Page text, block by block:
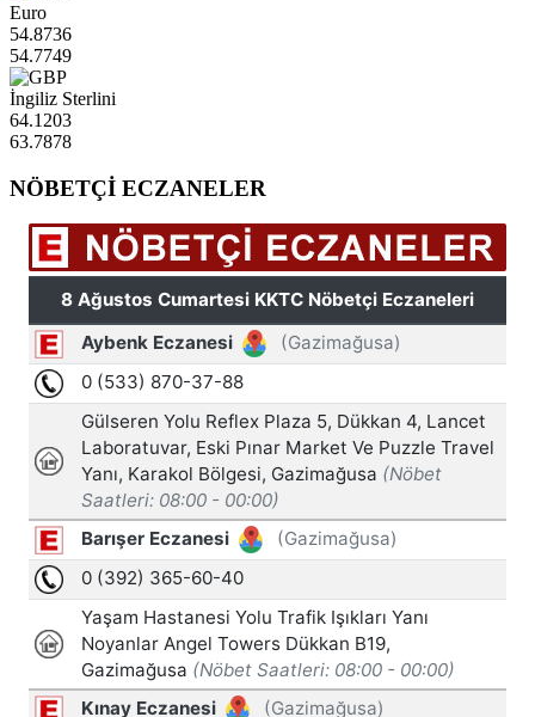
Euro
54.8736
54.7749
İngiliz Sterlini
64.1203
63.7878
NÖBETÇİ ECZANELER